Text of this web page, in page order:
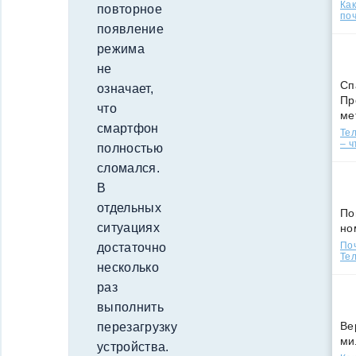
повторное
появление
режима
не
означает,
что
смартфон
полностью
сломался.
В
отдельных
ситуациях
достаточно
несколько
раз
выполнить
перезагрузку
устройства.
–